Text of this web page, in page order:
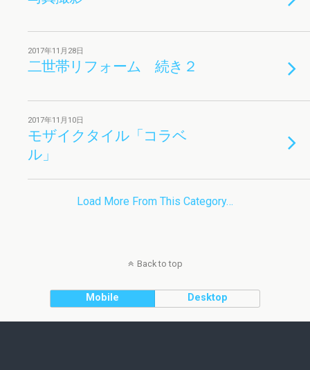
2017年11月28日
二世帯リフォーム 続き２
2017年11月10日
モザイクタイル「コラベ
ル」
Load More From This Category…
Back to top
Mobile Desktop